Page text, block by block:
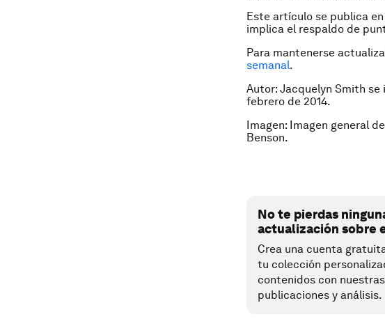
Este artículo se publica
implica el respaldo de
Para mantenerse
semanal.
Autor: Jacquelyn Smith
febrero de 2014.
Imagen: Imagen general
Benson.
No te pierdas
actualización sobre
Crea una cuenta
tu colección
contenidos con
publicaciones y análisis.